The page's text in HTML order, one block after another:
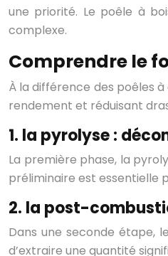
une priorité. Le poêle à
complexe.
Comprendre le
À la différence des poêles
rendement et réduisant
1. la pyrolyse :
La première phase, la
préliminaire est essentielle
2. la post-
Dans une seconde étape,
d’extraire une quantité